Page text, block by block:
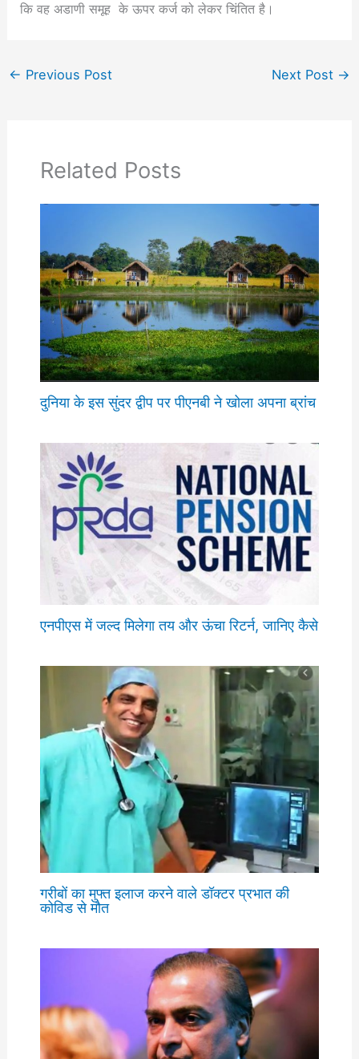
कि वह अडाणी समूह के ऊपर कर्ज को लेकर चिंतित है।
← Previous Post Next Post →
Related Posts
दुनिया के इस सुंदर द्वीप पर पीएनबी ने खोला अपना ब्रांच
एनपीएस में जल्द मिलेगा तय और ऊंचा रिटर्न, जानिए कैसे
गरीबों का मुफ्त इलाज करने वाले डॉक्टर प्रभात की
कोविड से मौत